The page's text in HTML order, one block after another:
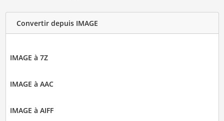
Convertir depuis IMAGE
IMAGE à 7Z
IMAGE à AAC
IMAGE à AIFF